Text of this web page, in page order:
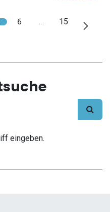
6 15
eingeben.